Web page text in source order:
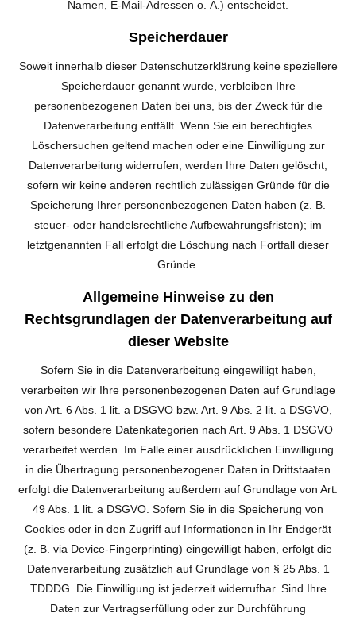
Namen, E-Mail-Adressen o. Ä.) entscheidet.
Speicherdauer
Soweit innerhalb dieser Datenschutzerklärung keine speziellere
Speicherdauer genannt wurde, verbleiben Ihre
personenbezogenen Daten bei uns, bis der Zweck für die
Datenverarbeitung entfällt. Wenn Sie ein berechtigtes
Löschersuchen geltend machen oder eine Einwilligung zur
Datenverarbeitung widerrufen, werden Ihre Daten gelöscht,
sofern wir keine anderen rechtlich zulässigen Gründe für die
Speicherung Ihrer personenbezogenen Daten haben (z. B.
steuer- oder handelsrechtliche Aufbewahrungsfristen); im
letztgenannten Fall erfolgt die Löschung nach Fortfall dieser
Gründe.
Allgemeine Hinweise zu den
Rechtsgrundlagen der Datenverarbeitung auf
dieser Website
Sofern Sie in die Datenverarbeitung eingewilligt haben,
verarbeiten wir Ihre personenbezogenen Daten auf Grundlage
von Art. 6 Abs. 1 lit. a DSGVO bzw. Art. 9 Abs. 2 lit. a DSGVO,
sofern besondere Datenkategorien nach Art. 9 Abs. 1 DSGVO
verarbeitet werden. Im Falle einer ausdrücklichen Einwilligung
in die Übertragung personenbezogener Daten in Drittstaaten
erfolgt die Datenverarbeitung außerdem auf Grundlage von Art.
49 Abs. 1 lit. a DSGVO. Sofern Sie in die Speicherung von
Cookies oder in den Zugriff auf Informationen in Ihr Endgerät
(z. B. via Device-Fingerprinting) eingewilligt haben, erfolgt die
Datenverarbeitung zusätzlich auf Grundlage von § 25 Abs. 1
TDDDG. Die Einwilligung ist jederzeit widerrufbar. Sind Ihre
Daten zur Vertragserfüllung oder zur Durchführung